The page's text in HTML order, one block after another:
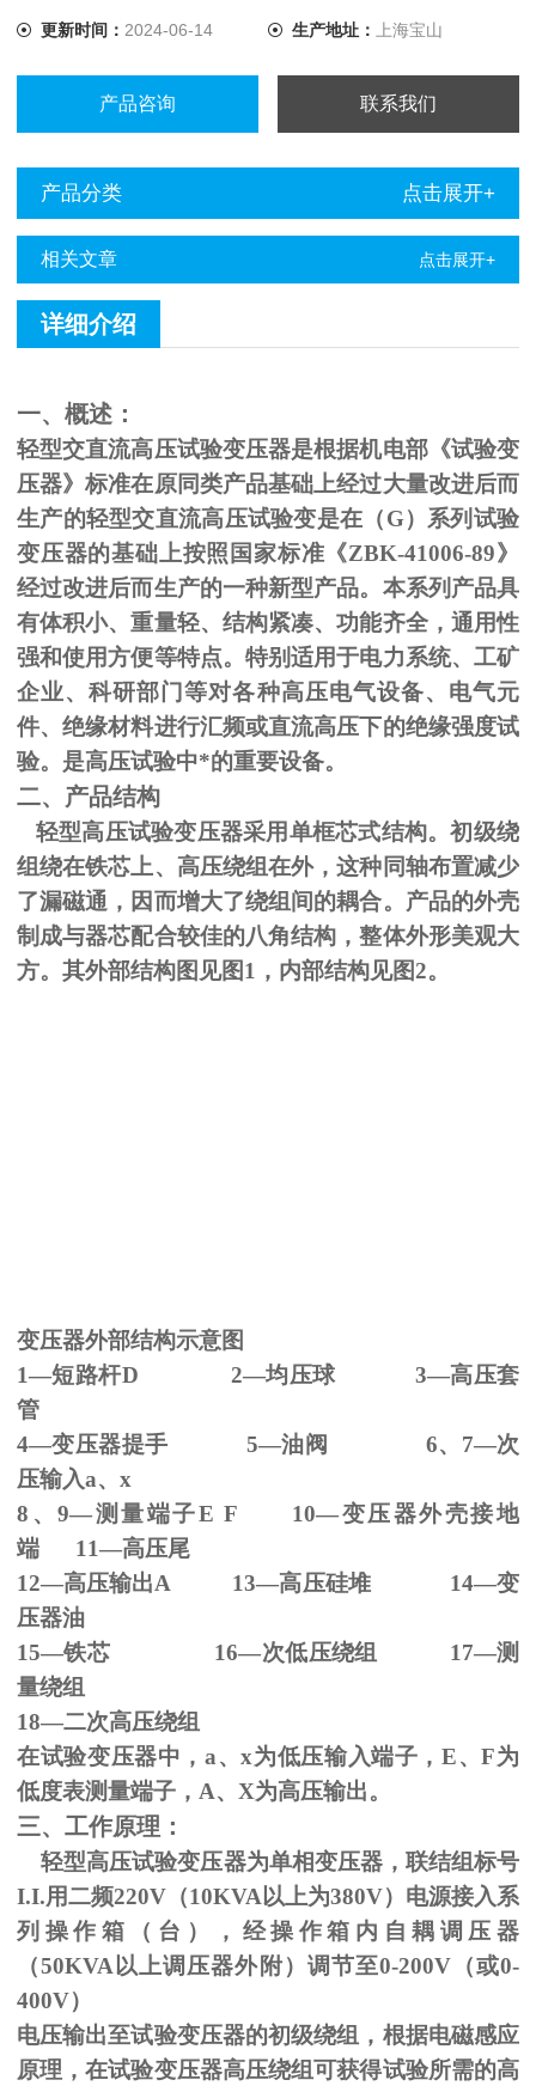
更新时间： 2024-06-14 生产地址： 上海宝山
产品咨询 联系我们
产品分类 点击展开+
相关文章 点击展开+
详细介绍
一、概述：
轻型交直流高压试验变压器是根据机电部《试验变
压器》标准在原同类产品基础上经过大量改进后而
生产的轻型交直流高压试验变是在（G）系列试验
变压器的基础上按照国家标准《ZBK-41006-89》
经过改进后而生产的一种新型产品。本系列产品具
有体积小、重量轻、结构紧凑、功能齐全，通用性
强和使用方便等特点。特别适用于电力系统、工矿
企业、科研部门等对各种高压电气设备、电气元
件、绝缘材料进行汇频或直流高压下的绝缘强度试
验。是高压试验中*的重要设备。
二、产品结构
轻型高压试验变压器采用单框芯式结构。初级绕
组绕在铁芯上、高压绕组在外，这种同轴布置减少
了漏磁通，因而增大了绕组间的耦合。产品的外壳
制成与器芯配合较佳的八角结构，整体外形美观大
方。其外部结构图见图1 ，内部结构见图2。
变压器外部结构示意图
1—短路杆D 2—均压球 3—高压套
管
4—变压器提手 5—油阀 6、 7—次
压输入a、 x
8、9—测量端子E F 10—变压器外壳接地
端 11—高压尾
12—高压输出A 13—高压硅堆 14—变
压器油
15—铁芯 16—次低压绕组 17—测
量绕组
18—二次高压绕组
在试验变压器中，a、x为低压输入端子，E、F为
低度表测量端子， A、 X为高压输出。
三、工作原理：
轻型高压试验变压器为单相变压器，联结组标号
I.I.用二频220V （10KVA 以上为380V）电源接入系
列操作箱（台），经操作箱内自耦调压器
（50KVA 以上调压器外附）调节至0-200V（或0-
400V）
电压输出至试验变压器的初级绕组，根据电磁感应
原理，在试验变压器高压绕组可获得试验所需的高